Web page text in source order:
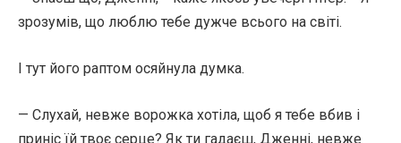
зрозумів, що люблю тебе дужче всього на світі.
І тут його раптом осяйнула думка.
— Слухай, невже ворожка хотіла, щоб я тебе вбив і
приніс їй твоє серце? Як ти гадаєш, Дженні, невже